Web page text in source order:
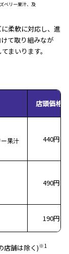
ベリー果汁、及
柔軟に対応し、進
て取り組みなが
まいります。
店頭価格
果汁
440円~
490円~
190円~
店舗は除く)※1